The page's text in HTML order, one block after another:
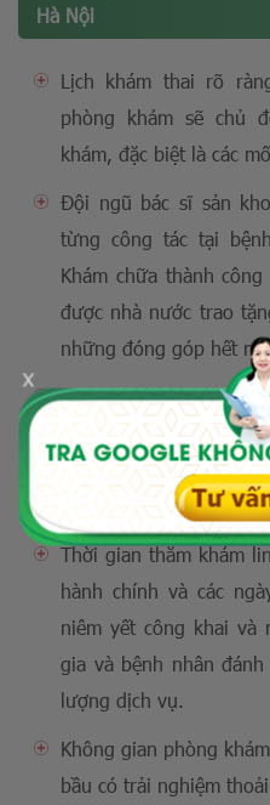
Hà Nội
Lịch khám thai rõ
phòng khám sẽ chủ
khám, đặc biệt là các
Đội ngũ bác sĩ sản
từng công tác tại
Khám chữa thành
được nhà nước trao
những đóng góp hết
Trang bị đầy đủ các
hiện đại, tiên tiến
khám dinh dưỡng, xét
Siêu âm 5D, siêu âm
Thời gian thăm khám
hành chính và các
niêm yết công khai và
gia và bệnh nhân
lượng dịch vụ.
Không gian phòng
bầu có trải nghiệm
x